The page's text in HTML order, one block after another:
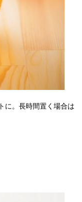
に。長時間置く場合は